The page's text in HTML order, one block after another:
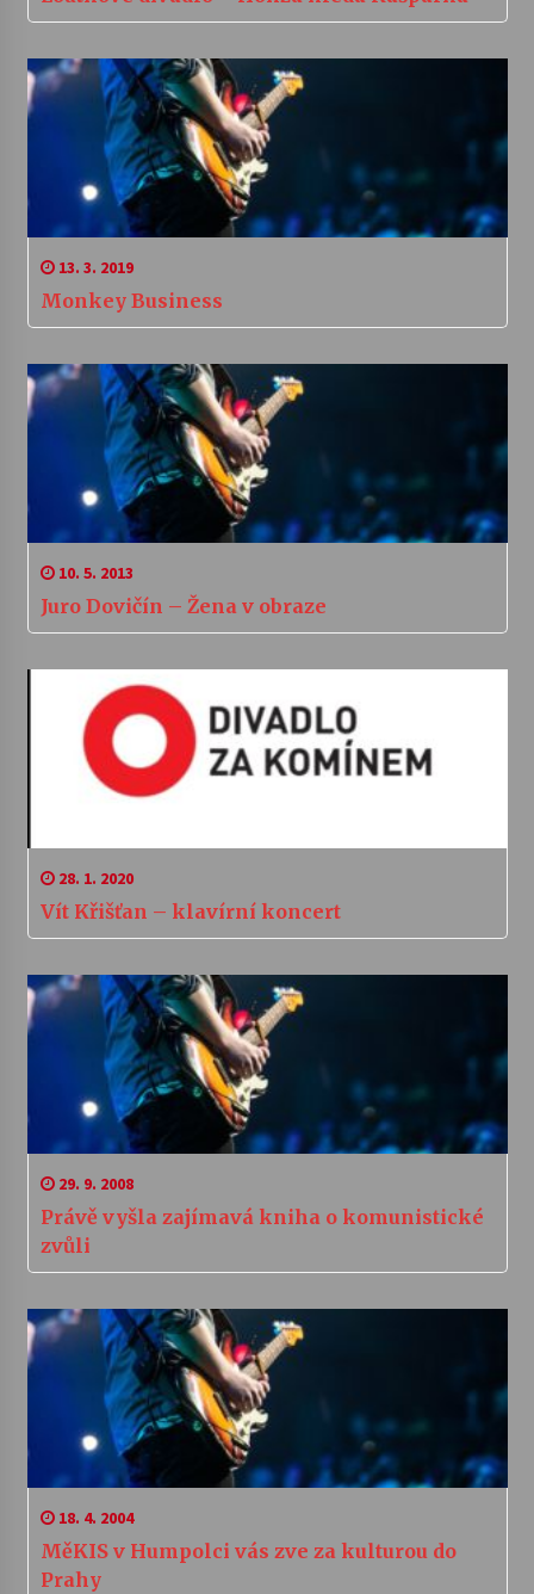
13. 3. 2019
Monkey Business
10. 5. 2013
Juro Dovičín – Žena v obraze
28. 1. 2020
Vít Křišťan – klavírní koncert
29. 9. 2008
Právě vyšla zajímavá kniha o komunistické
zvůli
18. 4. 2004
MěKIS v Humpolci vás zve za kulturou do
Prahy